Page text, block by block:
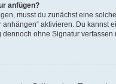
anfügen?
musst du zunächst eine
anhängen“ aktivieren. Du
ohne Signatur